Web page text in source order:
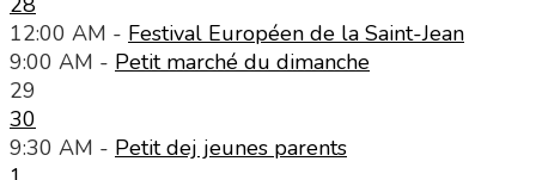
12:00 AM - Festival Européen de la Saint-Jean
9:00 AM - Petit marché du dimanche
29
30
9:30 AM - Petit dej jeunes parents